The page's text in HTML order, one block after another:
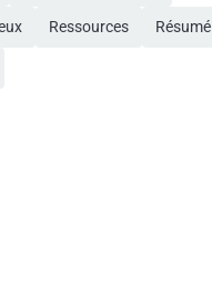
Ressources Résumé